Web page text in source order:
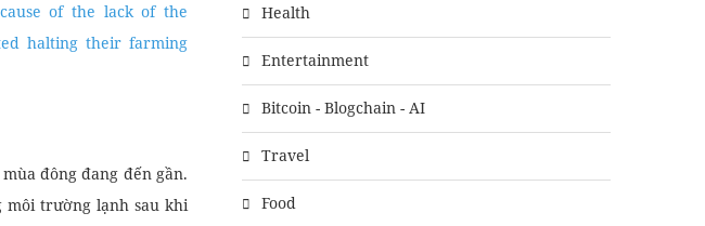
of the lack of the
halting their farming
đông đang đến gần.
môi trường lạnh sau khi
Health
Entertainment
Bitcoin - Blogchain - AI
Travel
Food